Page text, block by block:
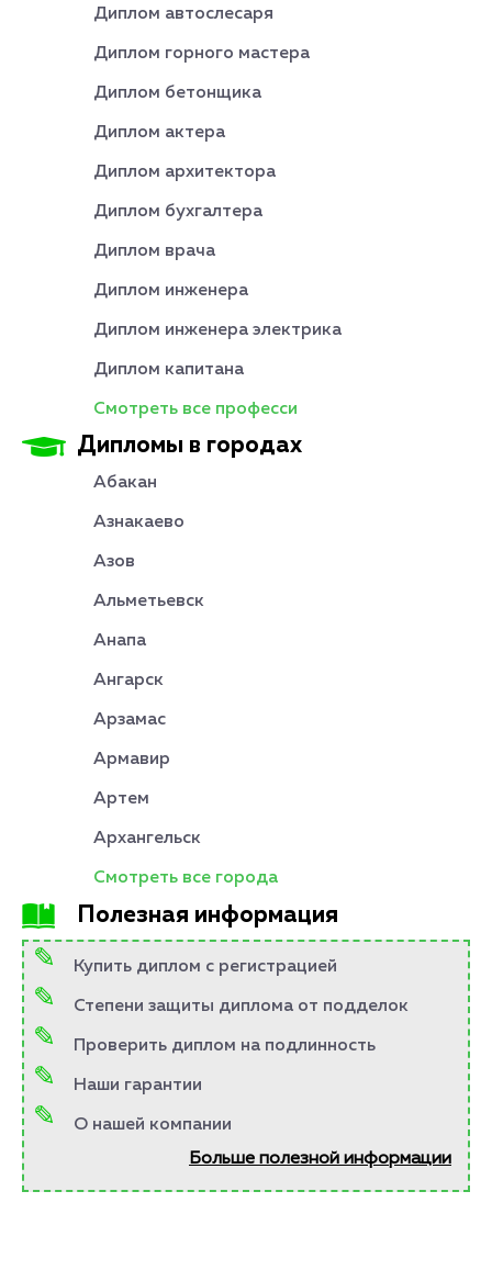
Диплом автослесаря
Диплом горного мастера
Диплом бетонщика
Диплом актера
Диплом архитектора
Диплом бухгалтера
Диплом врача
Диплом инженера
Диплом инженера электрика
Диплом капитана
Смотреть все професси
Дипломы в городах
Абакан
Азнакаево
Азов
Альметьевск
Анапа
Ангарск
Арзамас
Армавир
Артем
Архангельск
Смотреть все города
Полезная информация
Купить диплом с регистрацией
Степени защиты диплома от подделок
Проверить диплом на подлинность
Наши гарантии
О нашей компании
Больше полезной информации